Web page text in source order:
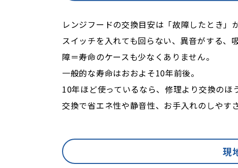
レンジフードの交換目安は「故障したとき」
スイッチを入れても回らない、異音がする、
障＝寿命のケースも少なくありません。
一般的な寿命はおおよそ10年前後。
10年ほど使っているなら、修理より交換のほ
交換で省エネ性や静音性、お手入れのしやす
現